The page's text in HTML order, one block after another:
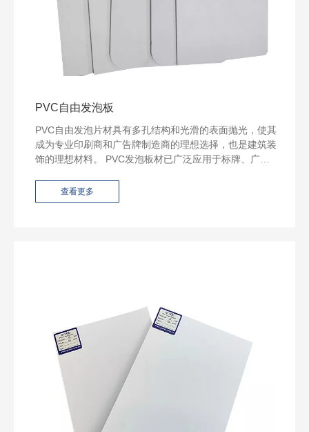
PVC自由发泡板
PVC自由发泡片材具有多孔结构和光滑的表面抛光，使其
成为专业印刷商和广告牌制造商的理想选择，也是建筑装
饰的理想材料。 PVC发泡板材已广泛应用于标牌、广告
和优异的效果。
查看更多